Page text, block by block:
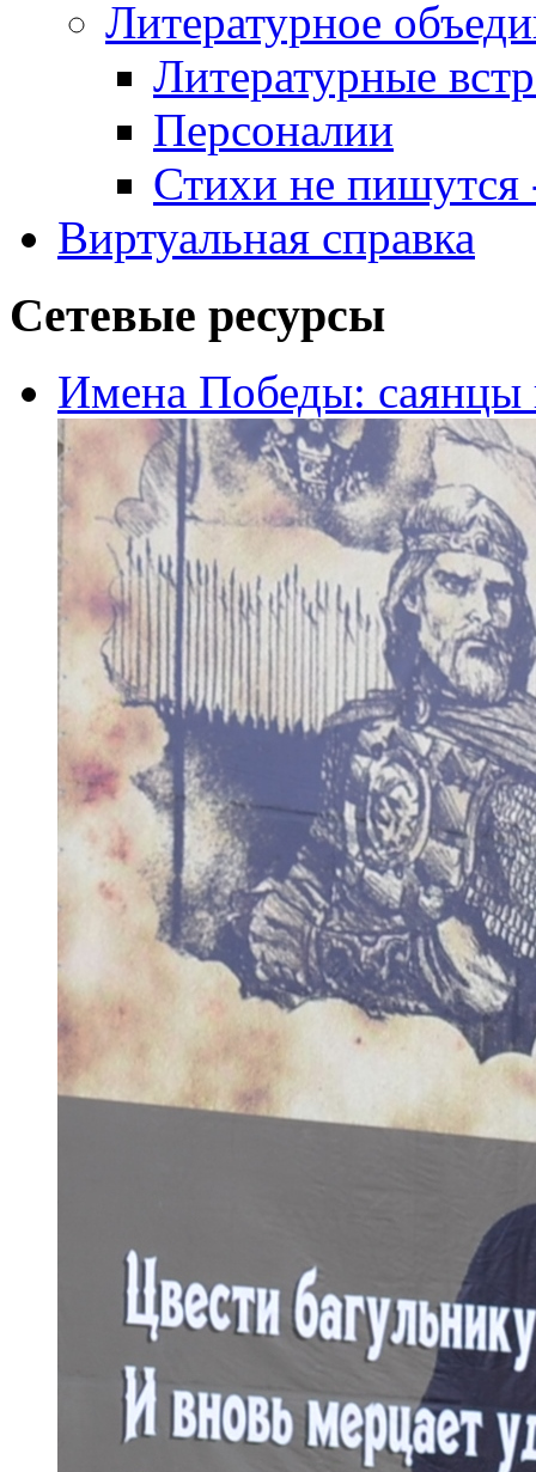
Литературное
Литературные
Персоналии
Стихи не пишутся
Виртуальная справка
Сетевые ресурсы
Имена Победы: саянцы